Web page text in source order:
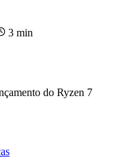
3 min